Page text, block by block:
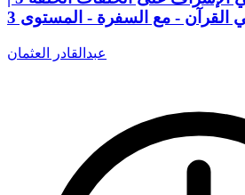
القرآن - مع السفرة - المستوى 3
عبدالقادر العثمان